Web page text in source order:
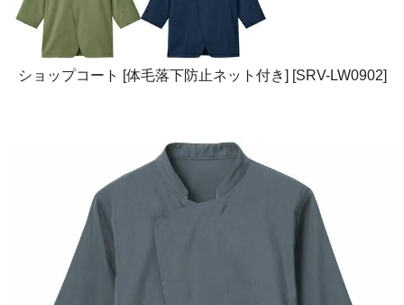
ショップコート [体毛落下防止ネット付き] [SRV-LW0902]